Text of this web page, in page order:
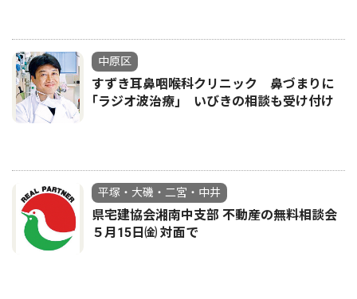
中原区
すずき耳鼻咽喉科クリニック 鼻づまりに
｢ラジオ波治療｣ いびきの相談も受け付け
平塚・大磯・二宮・中井
県宅建協会湘南中支部 不動産の無料相談会
５月15日㈮ 対面で